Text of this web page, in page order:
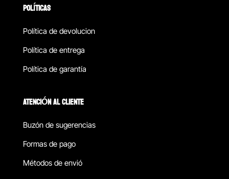
POLÍTICAS
Política de devolucion
Política de entrega
Política de garantía
ATENCIÓN AL CLIENTE
Buzón de sugerencias
Formas de pago
Métodos de envió